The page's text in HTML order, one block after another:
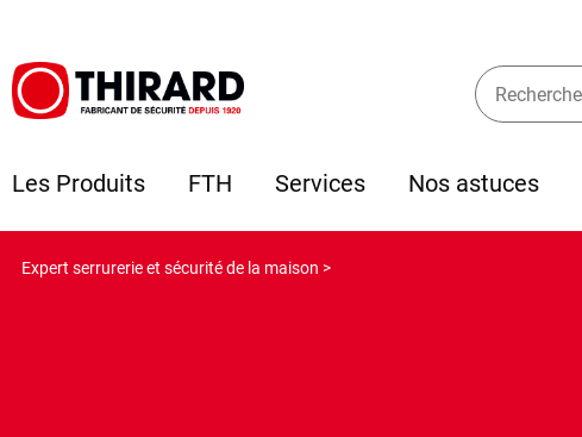
Les Produits FTH Services Nos astuces
Expert serrurerie et sécurité de la maison >